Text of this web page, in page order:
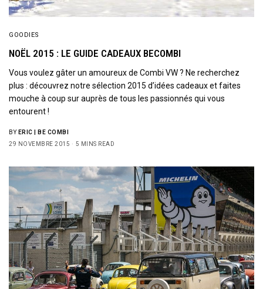
GOODIES
NOËL 2015 : LE GUIDE CADEAUX BECOMBI
Vous voulez gâter un amoureux de Combi VW ? Ne recherchez
plus : découvrez notre sélection 2015 d’idées cadeaux et faites
mouche à coup sur auprès de tous les passionnés qui vous
entourent !
BY ERIC | BE COMBI
29 NOVEMBRE 2015
5 MINS READ